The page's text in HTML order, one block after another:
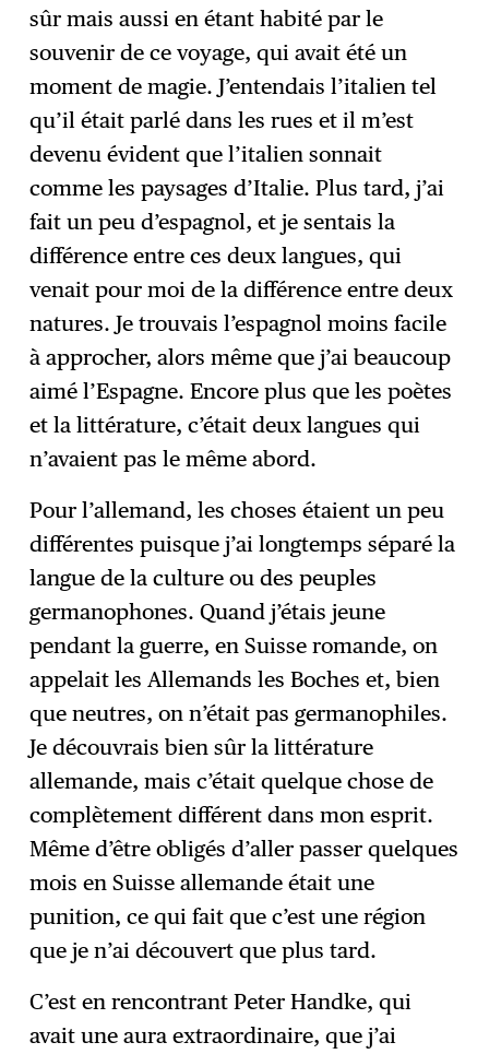
sûr mais aussi en étant habité par le
souvenir de ce voyage, qui avait été un
moment de magie. J’entendais l’italien tel
qu’il était parlé dans les rues et il m’est
devenu évident que l’italien sonnait
comme les paysages d’Italie. Plus tard, j’ai
fait un peu d’espagnol, et je sentais la
différence entre ces deux langues, qui
venait pour moi de la différence entre deux
natures. Je trouvais l’espagnol moins facile
à approcher, alors même que j’ai beaucoup
aimé l’Espagne. Encore plus que les poètes
et la littérature, c’était deux langues qui
n’avaient pas le même abord.
Pour l’allemand, les choses étaient un peu
différentes puisque j’ai longtemps séparé la
langue de la culture ou des peuples
germanophones. Quand j’étais jeune
pendant la guerre, en Suisse romande, on
appelait les Allemands les Boches et, bien
que neutres, on n’était pas germanophiles.
Je découvrais bien sûr la littérature
allemande, mais c’était quelque chose de
complètement différent dans mon esprit.
Même d’être obligés d’aller passer quelques
mois en Suisse allemande était une
punition, ce qui fait que c’est une région
que je n’ai découvert que plus tard.
C’est en rencontrant Peter Handke, qui
avait une aura extraordinaire, que j’ai